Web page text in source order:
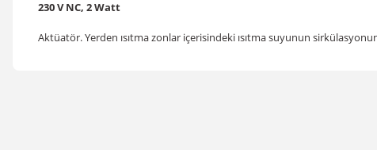
230 V NC, 2 Watt
Aktüatör. Yerden ısıtma zonlar içerisindeki ısıtma suyunun